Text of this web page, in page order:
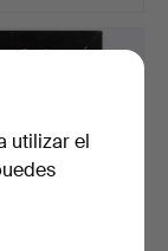
utilizar el